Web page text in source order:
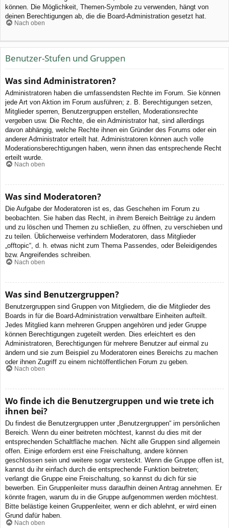
können. Die Möglichkeit, Themen-Symbole zu verwenden, hängt von
deinen Berechtigungen ab, die die Board-Administration gesetzt hat.
Nach oben
Benutzer-Stufen und Gruppen
Was sind Administratoren?
Administratoren haben die umfassendsten Rechte im Forum. Sie können
jede Art von Aktion im Forum ausführen; z. B. Berechtigungen setzen,
Mitglieder sperren, Benutzergruppen erstellen, Moderationsrechte
vergeben usw. Die Rechte, die ein Administrator hat, sind allerdings
davon abhängig, welche Rechte ihnen ein Gründer des Forums oder ein
anderer Administrator erteilt hat. Administratoren können auch volle
Moderationsberechtigungen haben, wenn ihnen das entsprechende Recht
erteilt wurde.
Nach oben
Was sind Moderatoren?
Die Aufgabe der Moderatoren ist es, das Geschehen im Forum zu
beobachten. Sie haben das Recht, in ihrem Bereich Beiträge zu ändern
und zu löschen und Themen zu schließen, zu öffnen, zu verschieben und
zu teilen. Üblicherweise verhindern Moderatoren, dass Mitglieder
„offtopic“, d. h. etwas nicht zum Thema Passendes, oder Beleidigendes
bzw. Angreifendes schreiben.
Nach oben
Was sind Benutzergruppen?
Benutzergruppen sind Gruppen von Mitgliedern, die die Mitglieder des
Boards in für die Board-Administration verwaltbare Einheiten aufteilt.
Jedes Mitglied kann mehreren Gruppen angehören und jeder Gruppe
können Berechtigungen zugeteilt werden. Dies erleichtert es den
Administratoren, Berechtigungen für mehrere Benutzer auf einmal zu
ändern und sie zum Beispiel zu Moderatoren eines Bereichs zu machen
oder ihnen Zugriff zu einem nichtöffentlichen Forum zu geben.
Nach oben
Wo finde ich die Benutzergruppen und wie trete ich
ihnen bei?
Du findest die Benutzergruppen unter „Benutzergruppen“ im persönlichen
Bereich. Wenn du einer beitreten möchtest, kannst du dies mit der
entsprechenden Schaltfläche machen. Nicht alle Gruppen sind allgemein
offen. Einige erfordern erst eine Freischaltung, andere können
geschlossen sein und weitere sogar versteckt. Wenn die Gruppe offen ist,
kannst du ihr einfach durch die entsprechende Funktion beitreten;
verlangt die Gruppe eine Freischaltung, so kannst du dich für sie
bewerben. Ein Gruppenleiter muss daraufhin deinen Antrag annehmen. Er
könnte fragen, warum du in die Gruppe aufgenommen werden möchtest.
Bitte belästige keinen Gruppenleiter, wenn er dich ablehnt, er wird einen
Grund dafür haben.
Nach oben